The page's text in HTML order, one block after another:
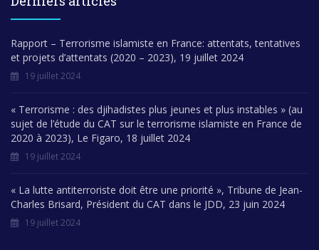
Rapport – Terrorisme islamiste en France: attentats, tentatives
et projets d’attentats (2020 – 2023), 19 juillet 2024
19 juillet 2024
« Terrorisme : des djihadistes plus jeunes et plus instables » (au
sujet de l’étude du CAT sur le terrorisme islamiste en France de
2020 à 2023), Le Figaro, 18 juillet 2024
19 juillet 2024
« La lutte antiterroriste doit être une priorité », Tribune de Jean-
Charles Brisard, Président du CAT dans le JDD, 23 juin 2024
19 juillet 2024